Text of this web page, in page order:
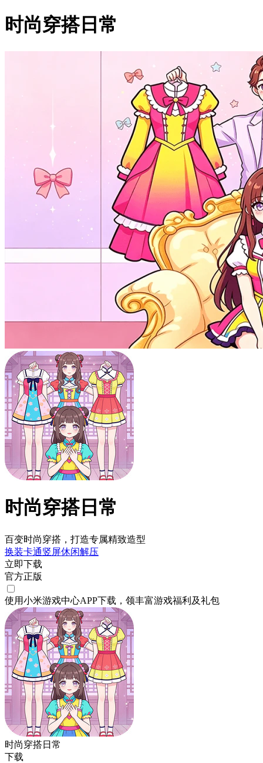
时尚穿搭日常
时尚穿搭日常
百变时尚穿搭，打造专属精致造型
换装卡通竖屏休闲解压
立即下载
官方正版
使用小米游戏中心APP下载 ，领丰富游戏福利 及礼包
时尚穿搭日常
下载